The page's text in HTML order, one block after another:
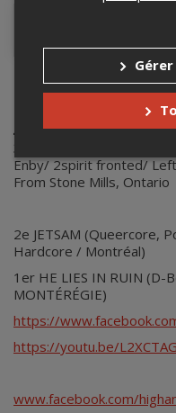
High Anxiety -
Jetsam
3e HIGH ANXIETY
Enby/ 2spirit fronted/
From Stone Mills, Ontario
2e JETSAM (Queercore,
Hardcore / Montréal)
1er HE LIES IN RUIN (D-
MONTÉRÉGIE)
https://
https://youtu.be/
www.facebook.com/